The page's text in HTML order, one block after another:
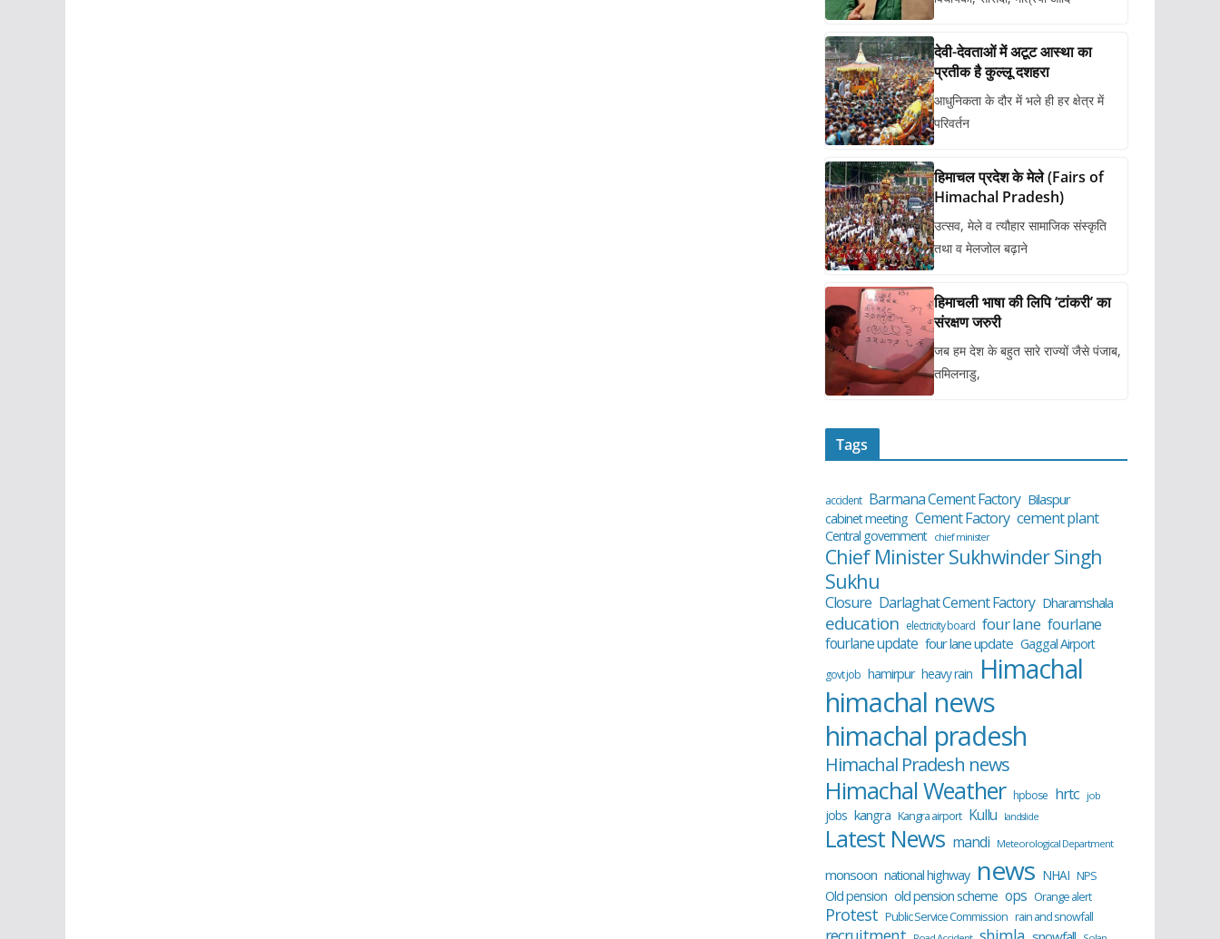
देवी-देवताओं में अटूट आस्था का
प्रतीक है कुल्लू दशहरा
आधुनिकता के दौर में भले ही हर क्षेत्र में
परिवर्तन
हिमाचल प्रदेश के मेले (Fairs of
Himachal Pradesh)
उत्सव, मेले व त्यौहार सामाजिक संस्कृति
तथा व मेलजोल बढ़ाने
हिमाचली भाषा की लिपि ‘टांकरी’ का
संरक्षण जरुरी
जब हम देश के बहुत सारे राज्यों जैसे पंजाब,
तमिलनाडु,
Tags
accident Barmana Cement Factory Bilaspur
cabinet meeting Cement Factory cement plant
Central government chief minister
Chief Minister Sukhwinder Singh
Sukhu
Closure Darlaghat Cement Factory Dharamshala
education electricity board four lane fourlane
fourlane update four lane update Gaggal Airport
govt job hamirpur heavy rain Himachal
himachal news
himachal pradesh
Himachal Pradesh news
Himachal Weather hpbose hrtc job
jobs kangra Kangra airport Kullu landslide
Latest News mandi Meteorological Department
monsoon national highway news NHAI NPS
Old pension old pension scheme ops Orange alert
Protest Public Service Commission rain and snowfall